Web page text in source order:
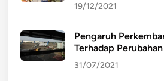
19/12/2021
Pengaruh
Terhadap
31/07/2021